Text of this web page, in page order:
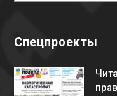
Спецпроекты